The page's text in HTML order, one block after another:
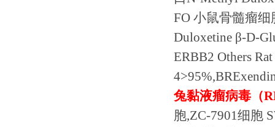
FO 小鼠骨髓瘤细
Duloxetine β-D-
ERBB2 Others Rat
兔黏液瘤病毒（
胞,ZC-7901细胞